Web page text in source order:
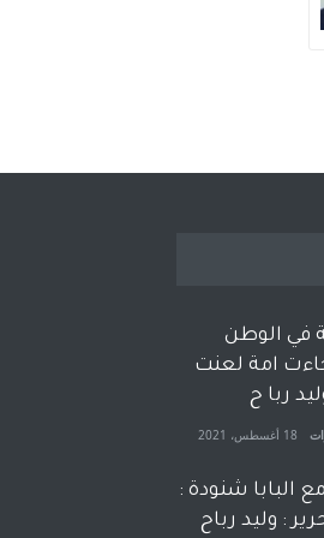
في الوطن
امة لعنت
ربا ح
18 أغسطس، 2021
البابا شنودة :
: وليد رباح